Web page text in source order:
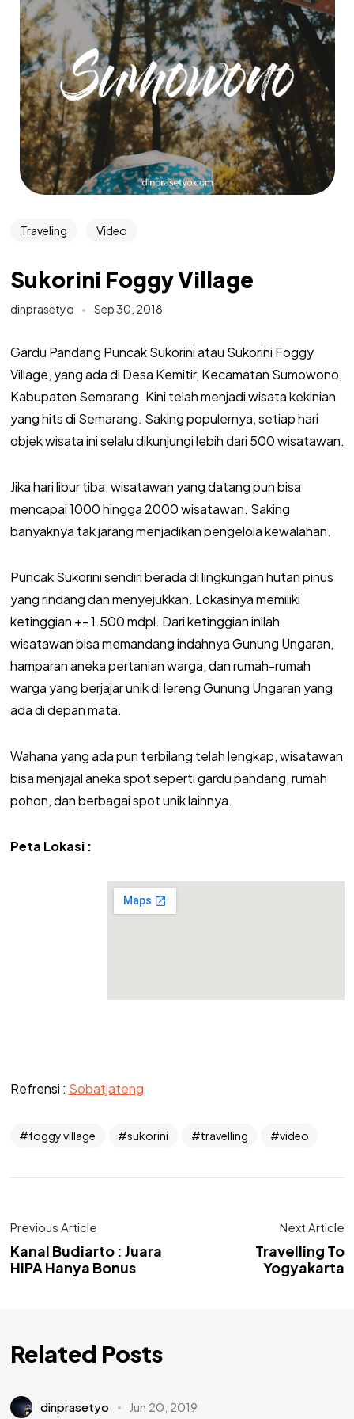
Traveling Video
Sukorini Foggy Village
dinprasetyo Sep 30, 2018
Gardu Pandang Puncak Sukorini atau Sukorini Foggy
Village, yang ada di Desa Kemitir, Kecamatan Sumowono,
Kabupaten Semarang. Kini telah menjadi wisata kekinian
yang hits di Semarang. Saking populernya, setiap hari
objek wisata ini selalu dikunjungi lebih dari 500 wisatawan.
Jika hari libur tiba, wisatawan yang datang pun bisa
mencapai 1000 hingga 2000 wisatawan. Saking
banyaknya tak jarang menjadikan pengelola kewalahan.
Puncak Sukorini sendiri berada di lingkungan hutan pinus
yang rindang dan menyejukkan. Lokasinya memiliki
ketinggian +- 1.500 mdpl. Dari ketinggian inilah
wisatawan bisa memandang indahnya Gunung Ungaran,
hamparan aneka pertanian warga, dan rumah-rumah
warga yang berjajar unik di lereng Gunung Ungaran yang
ada di depan mata.
Wahana yang ada pun terbilang telah lengkap, wisatawan
bisa menjajal aneka spot seperti gardu pandang, rumah
pohon, dan berbagai spot unik lainnya.
Peta Lokasi :
Refrensi : Sobatjateng
foggy village sukorini travelling video
Previous Article
Kanal Budiarto : Juara
HIPA Hanya Bonus
Next Article
Travelling To
Yogyakarta
Related Posts
dinprasetyo Jun 20, 2019